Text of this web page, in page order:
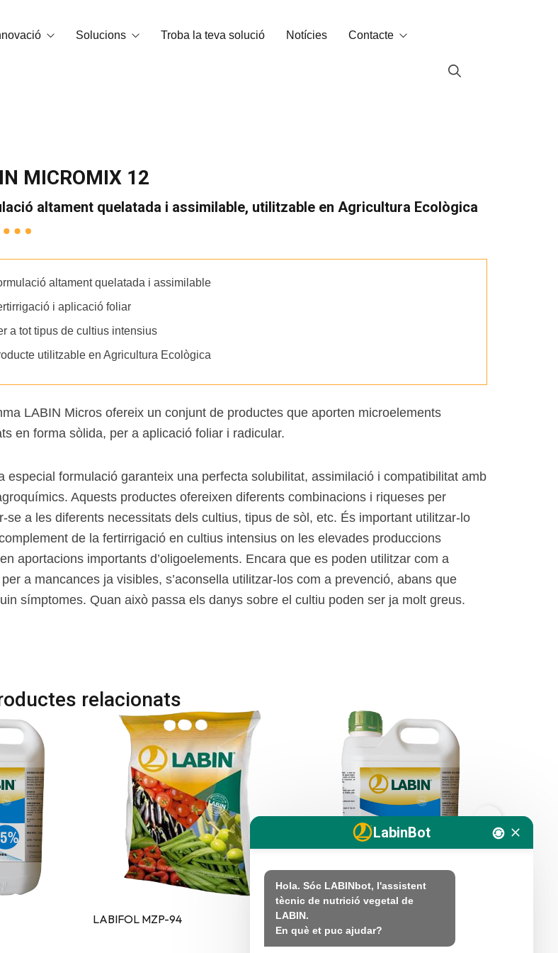
Tech
Solucions
NPK Hidrosolubles
Condicionadors de sòl
NPKs Foliars
Agricultura ecològica
Troba la teva solució Notícies Contacte
MICROMIX 12
altament quelatada i assimilable, utilitzable en Agricultura Ecològica
altament quelatada i assimilable
i aplicació foliar
a tot tipus de cultius intensius
utilitzable en Agricultura Ecològica
LABIN Micros ofereix un conjunt de productes que aporten microelements
en forma sòlida, per a aplicació foliar i radicular.
especial formulació garanteix una perfecta solubilitat, assimilació i compatibilitat amb
Aquests productes ofereixen diferents combinacions i riqueses per
se a les diferents necessitats dels cultius, tipus de sòl, etc. És important utilitzar-lo
de la fertirrigació en cultius intensius on les elevades produccions
aportacions importants d’oligoelements. Encara que es poden utilitzar com a
a mancances ja visibles, s’aconsella utilitzar-los com a prevenció, abans que
símptomes. Quan això passa els danys sobre el cultiu poden ser ja molt greus.
relacionats
LABIFOL MZP-94 LABIFOL NITROMAGNESICO
LabinBot
Hola. Sóc LABINbot, l'assistent
tècnic de nutrició vegetal de
LABIN.
En què et puc ajudar?